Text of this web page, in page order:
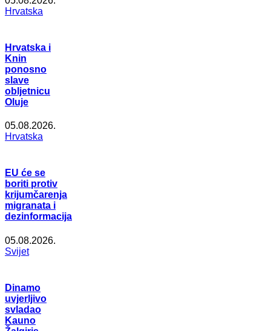
Hrvatska
Hrvatska i
Knin
ponosno
slave
obljetnicu
Oluje
05.08.2026.
Hrvatska
EU će se
boriti protiv
krijumčarenja
migranata i
dezinformacija
05.08.2026.
Svijet
Dinamo
uvjerljivo
svladao
Kauno